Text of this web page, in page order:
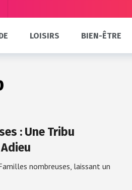
LOISIRS BIEN-ÊTRE
: Une Tribu
nombreuses, laissant un